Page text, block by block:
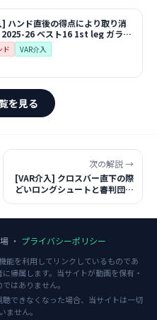
ハンド直後の得点により取り消
2025-26 ベスト16 1st leg ガラタ
ル
ド VAR介入
を見る
次の解説 →
[VAR介入] クロスバー直下の際
どいロングシュートと審判団と
・ プライバシーポリシー
能を利用してリンクしているものであ
帰属します。当サイトが動画を保有・
はありません。
できなくなった場合、当サイトは一切
ません。